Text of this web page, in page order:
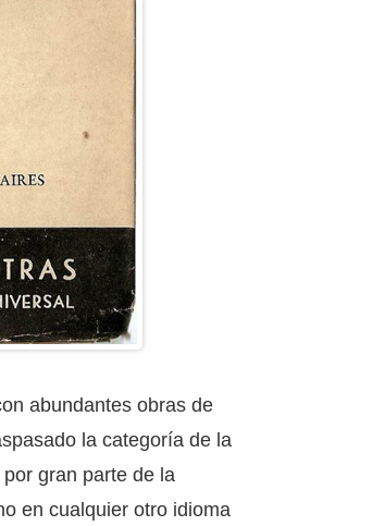
abundantes obras de
la categoría de la
gran parte de la
en cualquier otro idioma